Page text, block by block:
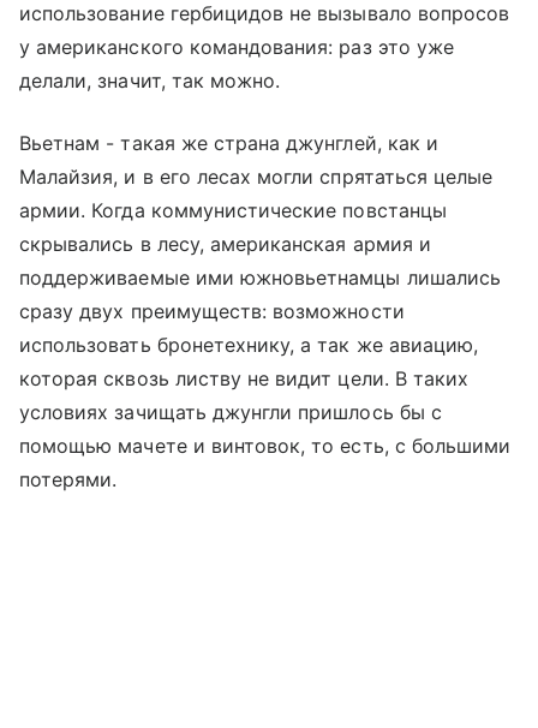
использование гербицидов не вызывало вопросов
у американского командования: раз это уже
делали, значит, так можно.
Вьетнам - такая же страна джунглей, как и
Малайзия, и в его лесах могли спрятаться целые
армии. Когда коммунистические повстанцы
скрывались в лесу, американская армия и
поддерживаемые ими южновьетнамцы лишались
сразу двух преимуществ: возможности
использовать бронетехнику, а так же авиацию,
которая сквозь листву не видит цели. В таких
условиях зачищать джунгли пришлось бы с
помощью мачете и винтовок, то есть, с большими
потерями.